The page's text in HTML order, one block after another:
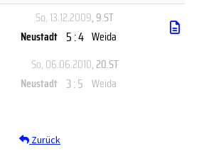
So, 13.12.2009, 9.ST
Neustadt 5 : 4 Weida
So, 06.06.2010, 20.ST
Neustadt 3 : 5 Weida
Zurück